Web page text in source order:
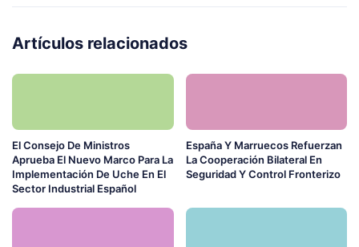
Artículos relacionados
El Consejo De Ministros
Aprueba El Nuevo Marco Para La
Implementación De Uche En El
Sector Industrial Español
España Y Marruecos Refuerzan
La Cooperación Bilateral En
Seguridad Y Control Fronterizo